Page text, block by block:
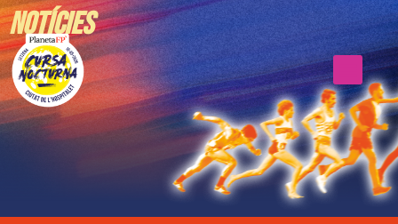
Notícies